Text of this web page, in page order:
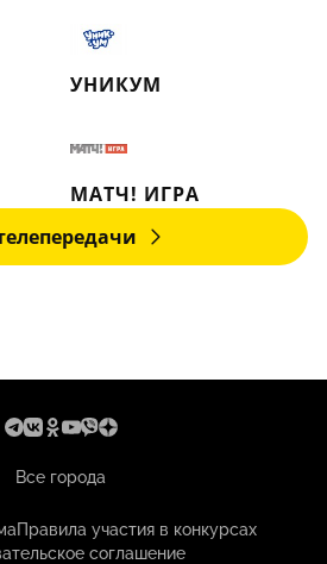
УНИКУМ
МАТЧ! ИГРА
Все города
Правила участия в конкурсах
соглашение